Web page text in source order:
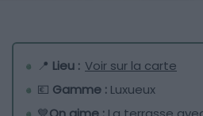
📍 Lieu : Voir sur la carte
💶 Gamme : Luxueux